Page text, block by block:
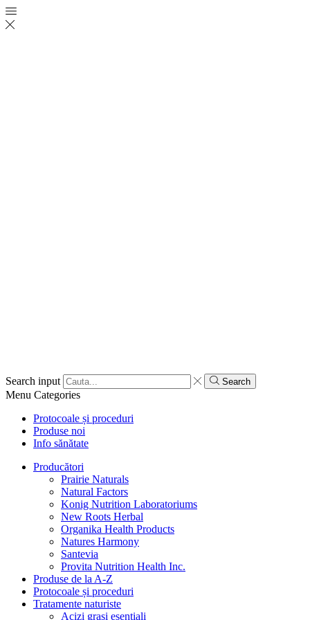
Search input Search
Menu Categories
Protocoale și proceduri
Produse noi
Info sănătate
Producători
Prairie Naturals
Natural Factors
Konig Nutrition Laboratoriums
New Roots Herbal
Organika Health Products
Natures Harmony
Santevia
Provita Nutrition Health Inc.
Produse de la A-Z
Protocoale și proceduri
Tratamente naturiste
Acizi grași esențiali